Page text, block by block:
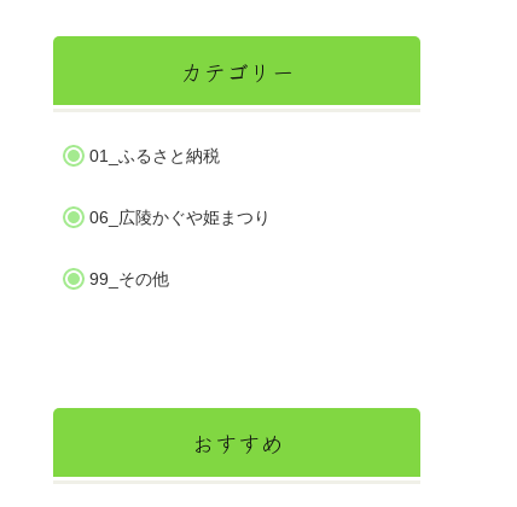
カテゴリー
01_ふるさと納税
06_広陵かぐや姫まつり
99_その他
おすすめ